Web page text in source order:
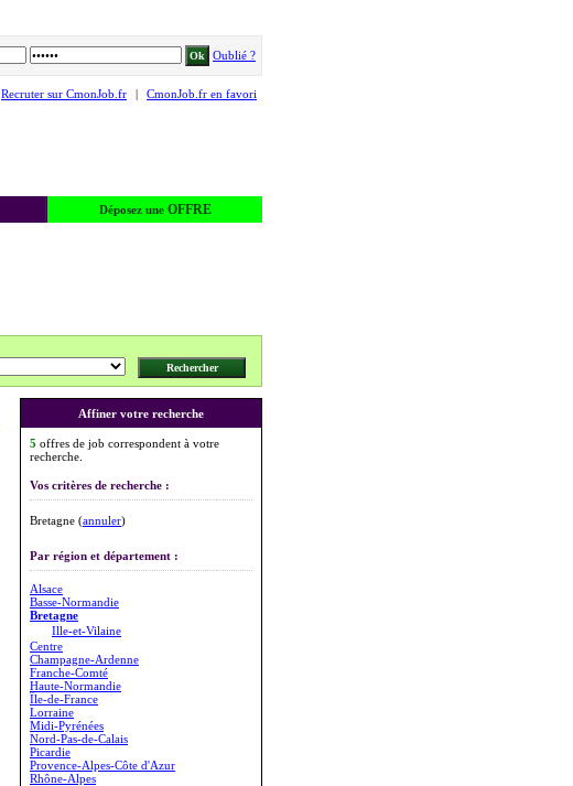
Oublié ?
Recruter sur CmonJob.fr | CmonJob.fr en favori
Déposez une OFFRE
Affiner votre recherche
5 offres de job correspondent à votre
recherche.
Vos critères de recherche :
Bretagne (annuler)
Par région et département :
Alsace
Basse-Normandie
Bretagne
Ille-et-Vilaine
Centre
Champagne-Ardenne
Franche-Comté
Haute-Normandie
Île-de-France
Lorraine
Midi-Pyrénées
Nord-Pas-de-Calais
Picardie
Provence-Alpes-Côte d'Azur
Rhône-Alpes